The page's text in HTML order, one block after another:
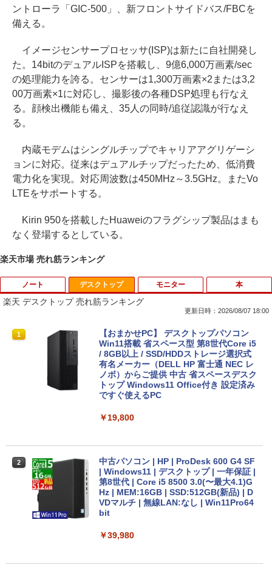
ントローラ「GIC-500」、新フロントサイドバス/FBCを
備える。
イメージセンサープロセッサ(ISP)は新たに自社開発し
た。14bitのデュアルISPを搭載し、9億6,000万画素/sec
の処理能力を誇る。センサーは1,300万画素×2または3,2
00万画素×1に対応し、撮影後の各種DSP処理も行なえ
る。顔検出機能も備え、35人の同時/追従認識が行なえ
る。
内蔵モデムはシングルチップでキャリアアグリゲーシ
ョンに対応。従来はデュアルチップだったため、低消費
電力化を実現。対応周波数は450MHz～3.5GHz。またVo
LTEをサポートする。
Kirin 950を搭載したHuaweiのフラグシップ製品はまも
なく登場するとしている。
楽天市場 売れ筋ランキング
ノート
1
【★最大100%ポイント】【新生活応援・
2026】【Office 2019 H&B】富士通 MU
937/Celeron 3865U/メモリ:4GB/8GB/S
SD:128GB/256GB/512GB/1TB/13.3型/
フルHD/wifi/HDMI/USB3.0/中古 ノート
パソコン/モバイルPC/Windows11
2026】【Office 2019 H&B】NEC Versa
Pro/第4世代 Core i5/メモリ: 4GB/8GB/1
6GB/SSD:128GB/256GB/512GB/1TB/1
5.6型/USB 3.0/DVD/SDカードスロット/
Wi-Fi/Office/無線マウス/中古 パソコン/
中古PC ノートパソコン/Windows11
￥9,999
デスクトップ
楽天 デスクトップ 売れ筋ランキング
更新日時：2026/08/07 18:00
1
【おまかせPC】 デスクトップパソコン
Win11搭載 省スペース型 第8世代Core i5
/ 8GB以上 / SSD/HDDストレージ選択式
有名メーカー（DELL HP 富士通 NEC レ
ノボ）からご提供 中古 省スペースデスク
トップ Windows11 Office付き 設定済み
ですぐ使えるPC
￥19,800
2
中古パソコン | HP | ProDesk 600 G4 SF
| Windows11 | デスクトップ | 一年保証 |
第8世代 | Core i5 8500 3.0(〜最大4.1)G
Hz | MEM:16GB | SSD:512GB(新品) | D
VDマルチ | 無線LAN:なし | Win11Pro64
bit
￥39,980
モニター 本